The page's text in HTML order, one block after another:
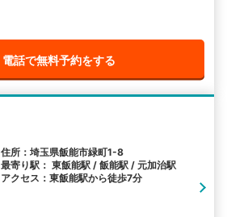
電話で無料予約をする
住所：埼玉県飯能市緑町1-8
最寄り駅： 東飯能駅 / 飯能駅 / 元加治駅
アクセス：東飯能駅から徒歩7分